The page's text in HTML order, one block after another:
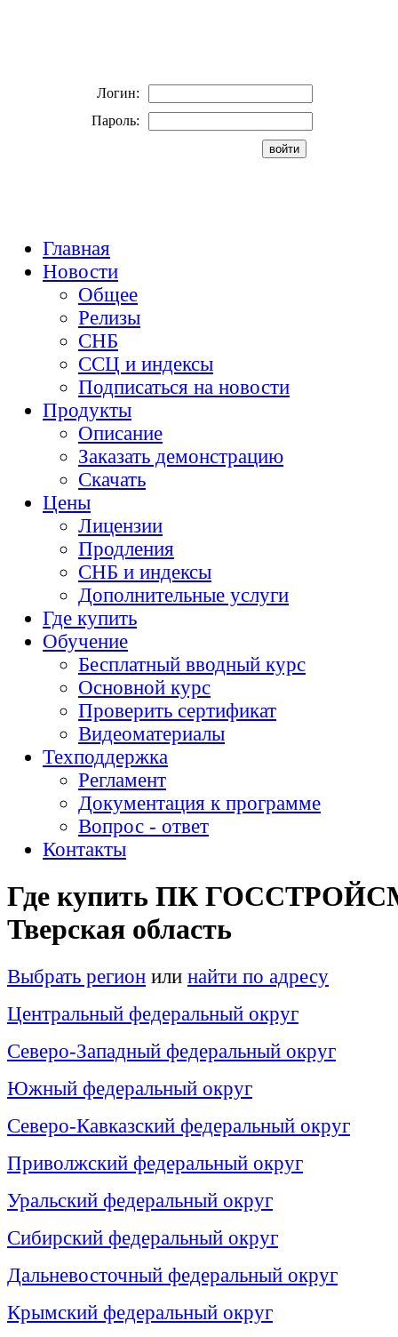
Логин:
Пароль:
Главная
Новости
Общее
Релизы
СНБ
ССЦ и индексы
Подписаться на новости
Продукты
Описание
Заказать демонстрацию
Скачать
Цены
Лицензии
Продления
СНБ и индексы
Дополнительные услуги
Где купить
Обучение
Бесплатный вводный курс
Основной курс
Проверить сертификат
Видеоматериалы
Техподдержка
Регламент
Документация к программе
Вопрос - ответ
Контакты
Где купить ПК
Тверская область
Выбрать регион или найти по адресу
Центральный федеральный округ
Северо-Западный федеральный округ
Южный федеральный округ
Северо-Кавказский федеральный округ
Приволжский федеральный округ
Уральский федеральный округ
Сибирский федеральный округ
Дальневосточный федеральный округ
Крымский федеральный округ